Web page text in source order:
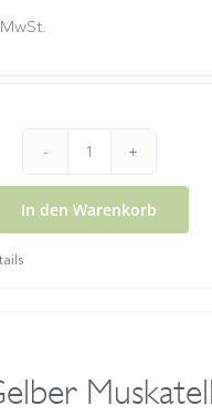
Gruener
Veltliner
Menge
In den Warenkorb